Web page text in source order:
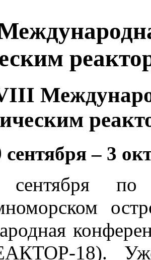
сентября – 3
18).